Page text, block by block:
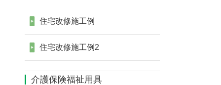
住宅改修施工例
住宅改修施工例2
介護保険福祉用具